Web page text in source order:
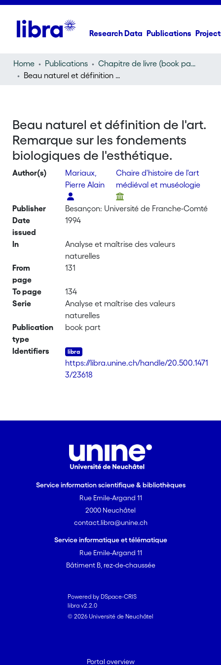
Research Data Publications
Home Publications
Chapitre de livre (book part)
Beau naturel et définition de l'art. Remarque sur les fondements biologiques de l'esthétique.
Beau naturel et définition de l'art.
Remarque sur les fondements
biologiques de l'esthétique.
Author(s)
Mariaux,
Pierre Alain
Chaire d'histoire de l'art
médiéval et muséologie
Publisher
Besançon: Université de Franche-Comté
Date
issued
1994
In
Analyse et maîtrise des valeurs
naturelles
From
page
131
To page
134
Serie
Analyse et maîtrise des valeurs
naturelles
Publication
type
book part
Identifiers
https://libra.unine.ch/handle/20.500.1471
3/23618
Service information scientifique & bibliothèques
Rue Emile-Argand 11
2000 Neuchâtel
contact.libra@unine.ch
Service informatique et télématique
Rue Emile-Argand 11
Bâtiment B, rez-de-chaussée
Powered by DSpace-CRIS
libra v2.2.0
© 2026 Université de Neuchâtel
Portal overview